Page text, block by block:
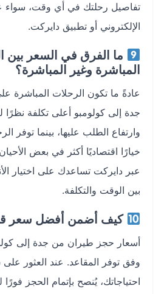
تفاصيل رحلتك في أي وقت، سواء عبر
الإلكتروني أو تطبيق دايركت.
ما الفرق في السعر بين
المباشرة وغير المباشرة؟
عادةً ما تكون الرحلات المباشرة على
جدة إلى كولومبو أعلى تكلفة نظرًا لقصر
وارتفاع الطلب عليها، بينما توفر
خيارًا اقتصاديًا أكثر في بعض الأحيان.
عبر دايركت تساعدك على اختيار الأنسب
بين الوقت والتكلفة.
كيف أضمن أفضل سعر قبل
أسعار حجز طيران من جدة إلى كولومبو
وفق توفر المقاعد. عند العثور على
احتياجاتك، يُنصح بإتمام الحجز فورًا